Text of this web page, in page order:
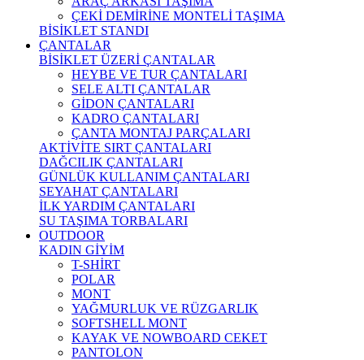
ÇEKİ DEMİRİNE MONTELİ TAŞIMA
BİSİKLET STANDI
ÇANTALAR
BİSİKLET ÜZERİ ÇANTALAR
HEYBE VE TUR ÇANTALARI
SELE ALTI ÇANTALAR
GİDON ÇANTALARI
KADRO ÇANTALARI
ÇANTA MONTAJ PARÇALARI
AKTİVİTE SIRT ÇANTALARI
DAĞCILIK ÇANTALARI
GÜNLÜK KULLANIM ÇANTALARI
SEYAHAT ÇANTALARI
İLK YARDIM ÇANTALARI
SU TAŞIMA TORBALARI
OUTDOOR
KADIN GİYİM
T-SHİRT
POLAR
MONT
YAĞMURLUK VE RÜZGARLIK
SOFTSHELL MONT
KAYAK VE NOWBOARD CEKET
PANTOLON